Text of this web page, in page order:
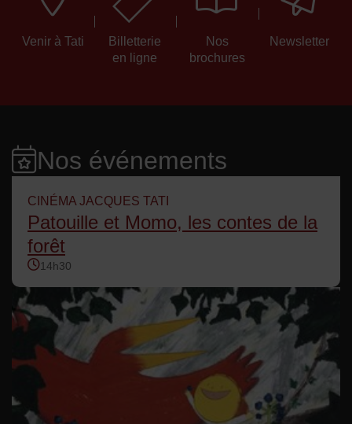
Venir à Tati
Billetterie
en ligne
Nos
brochures
Newsletter
Nos événements
Patouille et Momo, les contes de la
forêt
CINÉMA JACQUES TATI
14h30